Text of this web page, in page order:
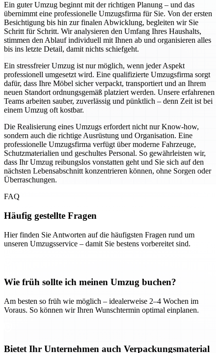
Ein guter Umzug beginnt mit der richtigen Planung – und das
übernimmt eine professionelle Umzugsfirma für Sie. Von der ersten
Besichtigung bis hin zur finalen Abwicklung, begleiten wir Sie
Schritt für Schritt. Wir analysieren den Umfang Ihres Haushalts,
stimmen den Ablauf individuell mit Ihnen ab und organisieren alles
bis ins letzte Detail, damit nichts schiefgeht.
Ein stressfreier Umzug ist nur möglich, wenn jeder Aspekt
professionell umgesetzt wird. Eine qualifizierte Umzugsfirma sorgt
dafür, dass Ihre Möbel sicher verpackt, transportiert und an Ihrem
neuen Standort ordnungsgemäß platziert werden. Unsere erfahrenen
Teams arbeiten sauber, zuverlässig und pünktlich – denn Zeit ist bei
einem Umzug oft kostbar.
Die Realisierung eines Umzugs erfordert nicht nur Know-how,
sondern auch die richtige Ausrüstung und Organisation. Eine
professionelle Umzugsfirma verfügt über moderne Fahrzeuge,
Schutzmaterialien und geschultes Personal. So gewährleisten wir,
dass Ihr Umzug reibungslos vonstatten geht und Sie sich auf den
nächsten Lebensabschnitt konzentrieren können, ohne Sorgen oder
Überraschungen.
FAQ
Häufig gestellte Fragen
Hier finden Sie Antworten auf die häufigsten Fragen rund um
unseren Umzugsservice – damit Sie bestens vorbereitet sind.
Wie früh sollte ich meinen Umzug buchen?
Am besten so früh wie möglich – idealerweise 2–4 Wochen im
Voraus. So können wir Ihren Wunschtermin optimal einplanen.
Bietet Ihr Unternehmen auch Verpackungsmaterial